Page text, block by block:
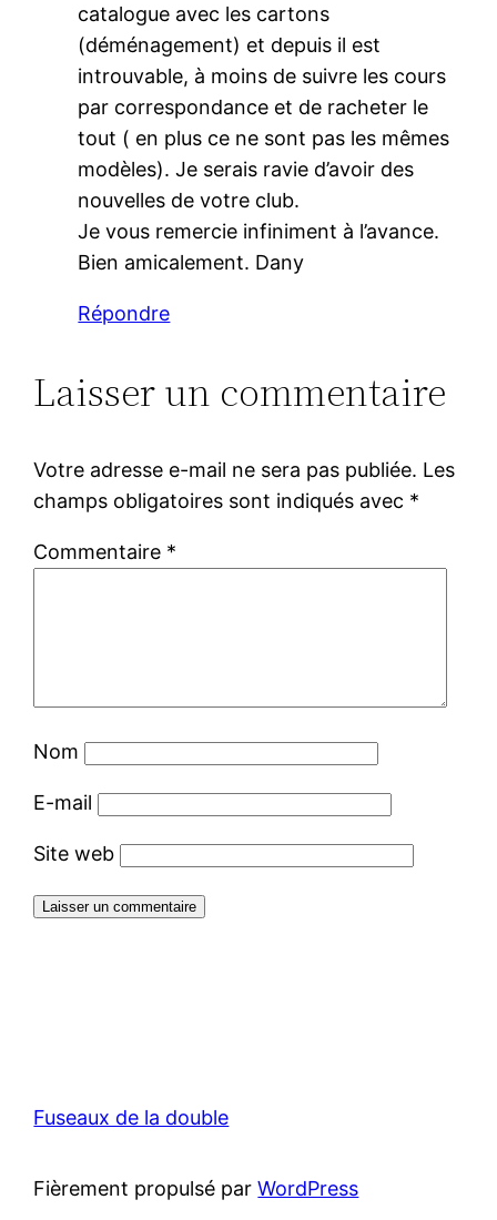
catalogue avec les cartons
(déménagement) et depuis il est
introuvable, à moins de suivre les cours
par correspondance et de racheter le
tout ( en plus ce ne sont pas les mêmes
modèles). Je serais ravie d’avoir des
nouvelles de votre club.
Je vous remercie infiniment à l’avance.
Bien amicalement. Dany
Répondre
Laisser un commentaire
Votre adresse e-mail ne sera pas publiée. Les
champs obligatoires sont indiqués avec *
Commentaire *
Nom
E-mail
Site web
Fuseaux de la double
Fièrement propulsé parWordPress